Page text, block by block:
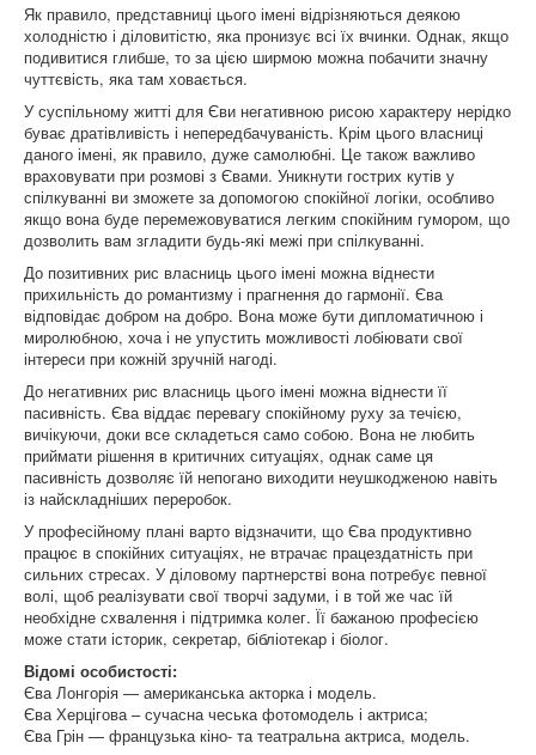
Як правило, представниці цього імені відрізняються деякою
холодністю і діловитістю, яка пронизує всі їх вчинки. Однак, якщо
подивитися глибше, то за цією ширмою можна побачити значну
чуттєвість, яка там ховається.
У суспільному житті для Єви негативною рисою характеру нерідко
буває дратівливість і непередбачуваність. Крім цього власниці
даного імені, як правило, дуже самолюбні. Це також важливо
враховувати при розмові з Євами. Уникнути гострих кутів у
спілкуванні ви зможете за допомогою спокійної логіки, особливо
якщо вона буде перемежовуватися легким спокійним гумором, що
дозволить вам згладити будь-які межі при спілкуванні.
До позитивних рис власниць цього імені можна віднести
прихильність до романтизму і прагнення до гармонії. Єва
відповідає добром на добро. Вона може бути дипломатичною і
миролюбною, хоча і не упустить можливості лобіювати свої
інтереси при кожній зручній нагоді.
До негативних рис власниць цього імені можна віднести її
пасивність. Єва віддає перевагу спокійному руху за течією,
вичікуючи, доки все складеться само собою. Вона не любить
приймати рішення в критичних ситуаціях, однак саме ця
пасивність дозволяє їй непогано виходити неушкодженою навіть
із найскладніших переробок.
У професійному плані варто відзначити, що Єва продуктивно
працює в спокійних ситуаціях, не втрачає працездатність при
сильних стресах. У діловому партнерстві вона потребує певної
волі, щоб реалізувати свої творчі задуми, і в той же час їй
необхідне схвалення і підтримка колег. Її бажаною професією
може стати історик, секретар, бібліотекар і біолог.
Відомі особистості:
Єва Лонгорія — американська акторка і модель.
Єва Херцігова – сучасна чеська фотомодель і актриса;
Єва Грін — французька кіно- та театральна актриса, модель.